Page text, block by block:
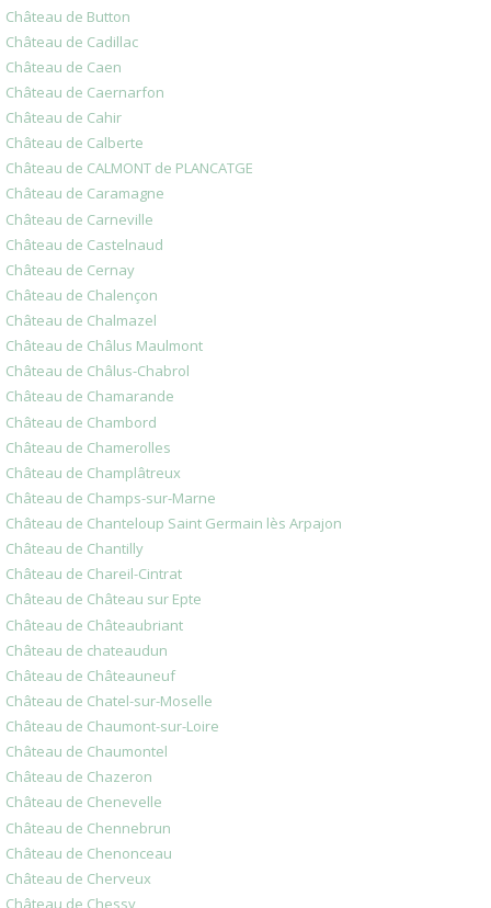
Château de Button
Château de Cadillac
Château de Caen
Château de Caernarfon
Château de Cahir
Château de Calberte
Château de CALMONT de PLANCATGE
Château de Caramagne
Château de Carneville
Château de Castelnaud
Château de Cernay
Château de Chalençon
Château de Chalmazel
Château de Châlus Maulmont
Château de Châlus-Chabrol
Château de Chamarande
Château de Chambord
Château de Chamerolles
Château de Champlâtreux
Château de Champs-sur-Marne
Château de Chanteloup Saint Germain lès Arpajon
Château de Chantilly
Château de Chareil-Cintrat
Château de Château sur Epte
Château de Châteaubriant
Château de chateaudun
Château de Châteauneuf
Château de Chatel-sur-Moselle
Château de Chaumont-sur-Loire
Château de Chaumontel
Château de Chazeron
Château de Chenevelle
Château de Chennebrun
Château de Chenonceau
Château de Cherveux
Château de Chessy